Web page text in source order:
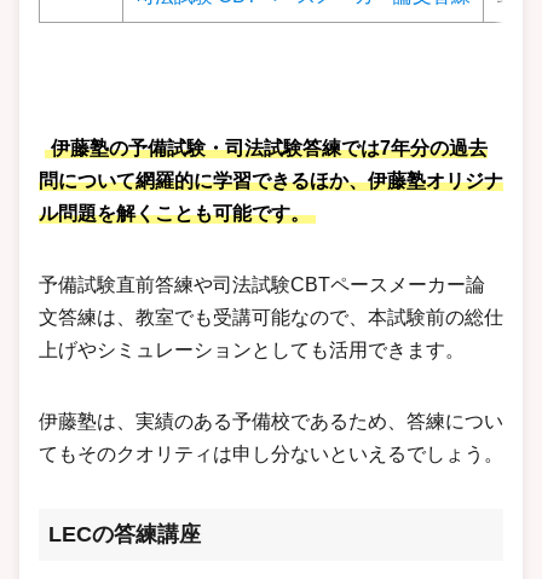
伊藤塾の予備試験・司法試験答練では7年分の過去
問について網羅的に学習できるほか、伊藤塾オリジナ
ル問題を解くことも可能です。
予備試験直前答練や司法試験CBTペースメーカー論
文答練は、教室でも受講可能なので、本試験前の総仕
上げやシミュレーションとしても活用できます。
伊藤塾は、実績のある予備校であるため、答練につい
てもそのクオリティは申し分ないといえるでしょう。
LECの答練講座